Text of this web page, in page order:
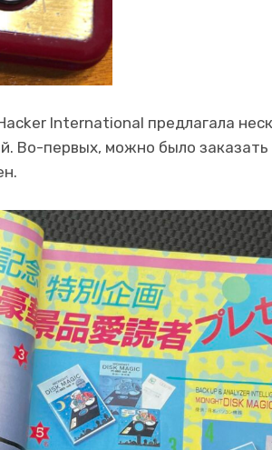
International предлагала
Во-первых, можно было заказать